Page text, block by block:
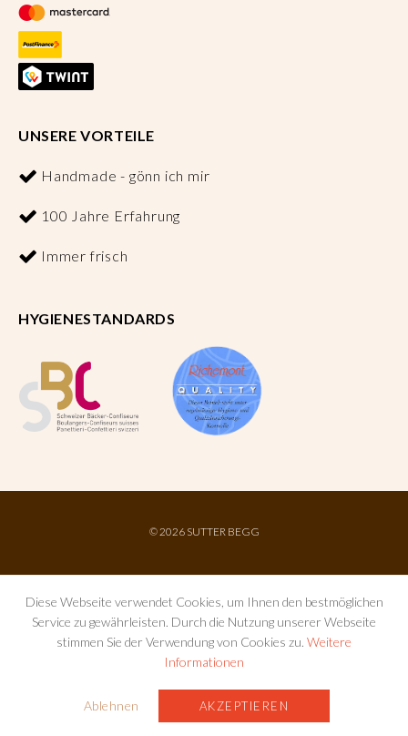
UNSERE VORTEILE
Handmade - gönn ich mir
100 Jahre Erfahrung
Immer frisch
HYGIENESTANDARDS
© 2026 SUTTER BEGG
Diese Webseite verwendet Cookies, um Ihnen den bestmöglichen
Service zu gewährleisten. Durch die Nutzung unserer Webseite
stimmen Sie der Verwendung von Cookies zu. Weitere
Informationen
Ablehnen AKZEPTIEREN